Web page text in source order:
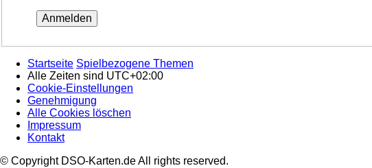
Startseite Spielbezogene Themen
Alle Zeiten sind UTC+02:00
Cookie-Einstellungen
Genehmigung
Alle Cookies löschen
Impressum
Kontakt
© Copyright DSO-Karten.de All rights reserved.